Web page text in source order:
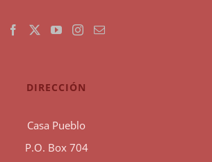
DIRECCIÓN
Casa Pueblo
P.O. Box 704